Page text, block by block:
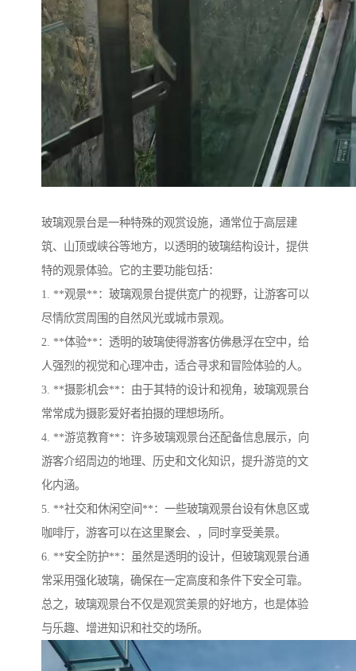
玻璃观景台是一种特殊的观赏设施，通常位于高层建
筑、山顶或峡谷等地方，以透明的玻璃结构设计，提供
特的观景体验。它的主要功能包括：
1. **观景**：玻璃观景台提供宽广的视野，让游客可以
尽情欣赏周围的自然风光或城市景观。
2. **体验**：透明的玻璃使得游客仿佛悬浮在空中，给
人强烈的视觉和心理冲击，适合寻求和冒险体验的人。
3. **摄影机会**：由于其特的设计和视角，玻璃观景台
常常成为摄影爱好者拍摄的理想场所。
4. **游览教育**：许多玻璃观景台还配备信息展示，向
游客介绍周边的地理、历史和文化知识，提升游览的文
化内涵。
5. **社交和休闲空间**：一些玻璃观景台设有休息区或
咖啡厅，游客可以在这里聚会、，同时享受美景。
6. **安全防护**：虽然是透明的设计，但玻璃观景台通
常采用强化玻璃，确保在一定高度和条件下安全可靠。
总之，玻璃观景台不仅是观赏美景的好地方，也是体验
与乐趣、增进知识和社交的场所。